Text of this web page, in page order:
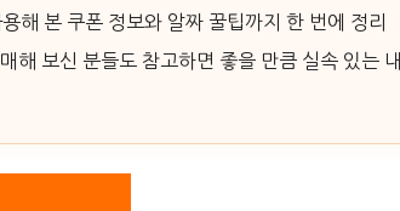
해 본 쿠폰 정보와 알짜 꿀팁까지 한 번에 정리
해 보신 분들도 참고하면 좋을 만큼 실속 있는 내